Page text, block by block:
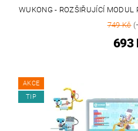
WUKONG - ROZŠIŘUJÍCÍ MODUL
749 Kč
693
AKCE
TIP